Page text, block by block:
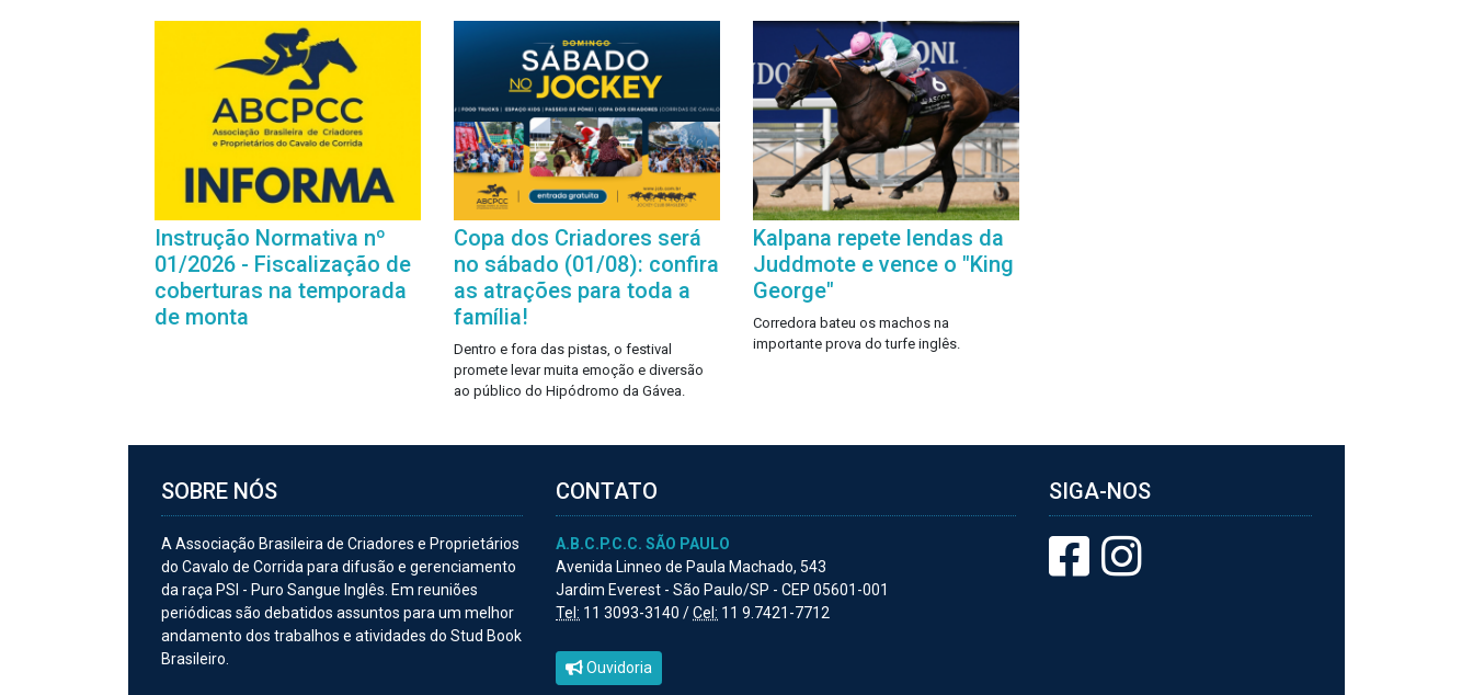
Instrução Normativa nº
01/2026 - Fiscalização de
coberturas na temporada
de monta
Copa dos Criadores será
no sábado (01/08): confira
as atrações para toda a
família!
Dentro e fora das pistas, o festival
promete levar muita emoção e diversão
ao público do Hipódromo da Gávea.
Kalpana repete lendas da
Juddmote e vence o "King
George"
Corredora bateu os machos na
importante prova do turfe inglês.
SOBRE NÓS
A Associação Brasileira de Criadores e Proprietários
do Cavalo de Corrida para difusão e gerenciamento
da raça PSI - Puro Sangue Inglês. Em reuniões
periódicas são debatidos assuntos para um melhor
andamento dos trabalhos e atividades do Stud Book
Brasileiro.
CONTATO
A.B.C.P.C.C. SÃO PAULO
Avenida Linneo de Paula Machado, 543
Jardim Everest - São Paulo/SP - CEP 05601-001
Tel: 11 3093-3140 /Cel: 11 9.7421-7712
Ouvidoria
SIGA-NOS